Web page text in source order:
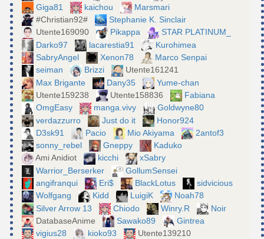
Giga81
kaichou
Marsmari
#Christian92#
Stephanie K. Sinclair
Utente169090
Pikappa
STAR PLATINUM_
Darko97
lacarestia91
Kurohimea
SabryAngel
Xenon78
Marco Senpai
seiman
Brizzi
Utente161241
Max Brigante
Dany35
Yume-chan
Utente159238
Utente158836
Fabiana
OmgEasy
manga.vivy
Goldwyne80
verdazzurro
Just do it
Honor924
D3sk91
Pacio Mio Akiyama
2antof3
sonny_rebel
Gneppy
Kaduko
Ami Anidiot
kicchi
xSabry
Warrior_Berserker
GollumSensei
angifranqui
Eri$ BlackLotus
sidvicious
Wolfgang
Kidd LuigiK
Noah78
Silver Arrow 13
Chiodo Winry.R
Noir
DatabaseAnime
Sawako89
Gintrea
vigius28
kioko93
Utente139210